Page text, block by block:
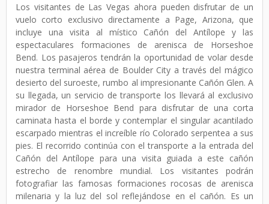
Los visitantes de Las Vegas ahora pueden disfrutar de un
vuelo corto exclusivo directamente a Page, Arizona, que
incluye una visita al místico Cañón del Antílope y las
espectaculares formaciones de arenisca de Horseshoe
Bend. Los pasajeros tendrán la oportunidad de volar desde
nuestra terminal aérea de Boulder City a través del mágico
desierto del suroeste, rumbo al impresionante Cañón Glen. A
su llegada, un servicio de transporte los llevará al exclusivo
mirador de Horseshoe Bend para disfrutar de una corta
caminata hasta el borde y contemplar el singular acantilado
escarpado mientras el increíble río Colorado serpentea a sus
pies. El recorrido continúa con el transporte a la entrada del
Cañón del Antílope para una visita guiada a este cañón
estrecho de renombre mundial. Los visitantes podrán
fotografiar las famosas formaciones rocosas de arenisca
milenaria y la luz del sol reflejándose en el cañón. Es un